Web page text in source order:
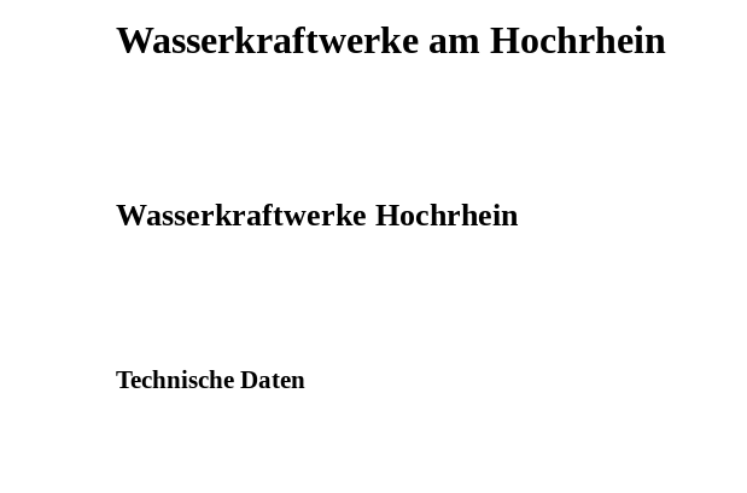
Wasserkraftwerke am Hochrhein
Wasserkraftwerke Hochrhein
Technische Daten